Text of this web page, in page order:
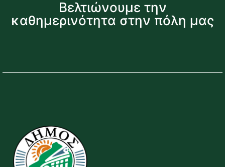
Βελτιώνουμε την
καθημερινότητα στην πόλη μας